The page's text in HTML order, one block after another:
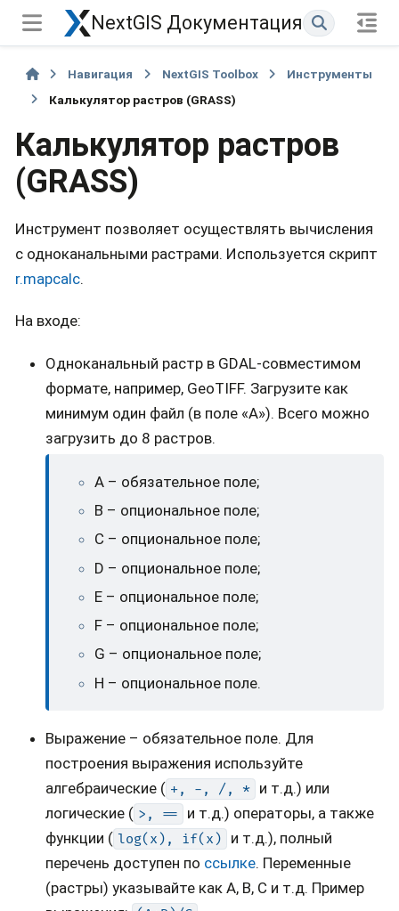
NextGIS Документация
Навигация NextGIS Toolbox
Инструменты
Калькулятор растров (GRASS)
Калькулятор растров
(GRASS)
Инструмент позволяет осуществлять вычисления
с одноканальными растрами. Используется скрипт
r.mapcalc.
На входе:
Одноканальный растр в GDAL-совместимом
формате, например, GeoTIFF. Загрузите как
минимум один файл (в поле «А»). Всего можно
загрузить до 8 растров.
A – обязательное поле;
B – опциональное поле;
C – опциональное поле;
D – опциональное поле;
E – опциональное поле;
F – опциональное поле;
G – опциональное поле;
H – опциональное поле.
Выражение – обязательное поле. Для
построения выражения используйте
алгебраические ( +, -, /, * и т.д.) или
логические ( >, ==
и т.д.) операторы, а также
функции ( log(x), if(x)
и т.д.), полный
перечень доступен по ссылке. Переменные
(растры) указывайте как A, B, C и т.д. Пример